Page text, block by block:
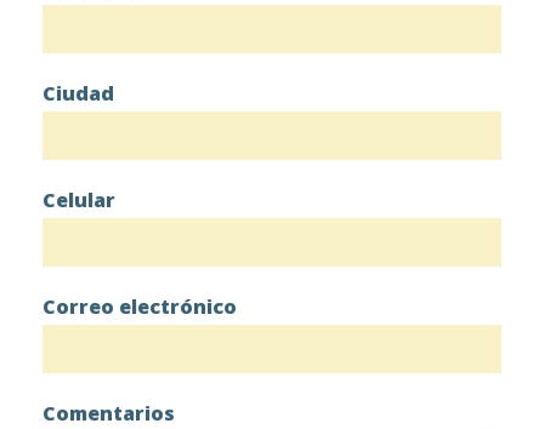
Ciudad
Celular
Correo electrónico
Comentarios